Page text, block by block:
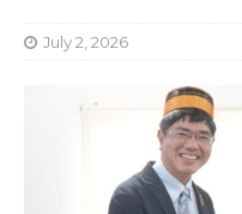
July 2, 2026